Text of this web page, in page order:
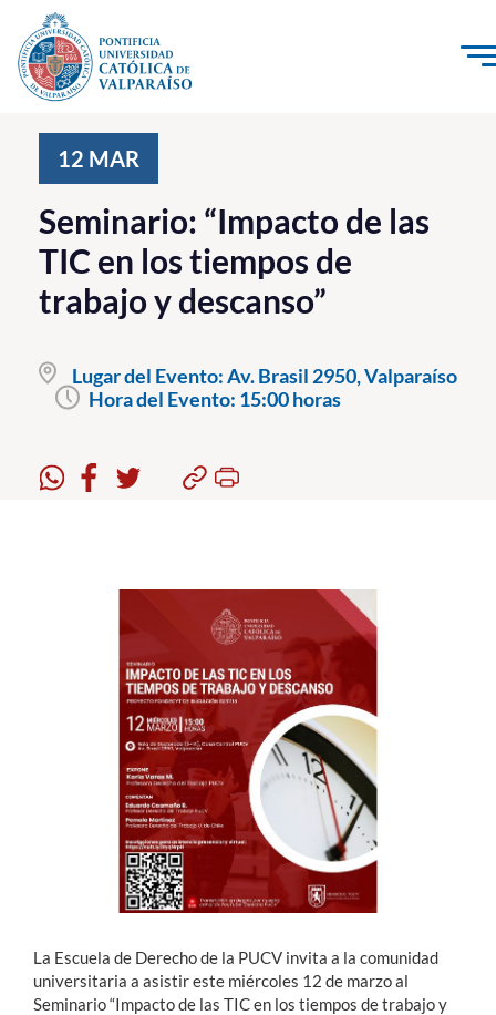
Click acá para ir directamente al contenido
Investigación, Creación e Innovación
PUCV Internacional
Vinculación con el Medio
Pregrado
Formación Continua
Funcionarios
12 MAR
Seminario: “Impacto de las
TIC en los tiempos de
trabajo y descanso”
Lugar del Evento:Av. Brasil 2950, Valparaíso
Hora del Evento: 15:00 horas
La Escuela de Derecho de la PUCV invita a la comunidad
universitaria a asistir este miércoles 12 de marzo al
Seminario “Impacto de las TIC en los tiempos de trabajo y